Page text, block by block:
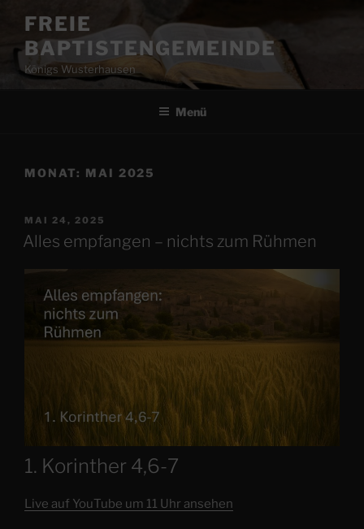
Inhalt
springen
FREIE
BAPTISTENGEMEINDE
Königs Wusterhausen
Menü
MONAT: MAI 2025
VERÖFFENTLICHT
AM
MAI 24, 2025
Alles empfangen – nichts zum Rühmen
1. Korinther 4,6-7
Live auf YouTube um 11 Uhr ansehen